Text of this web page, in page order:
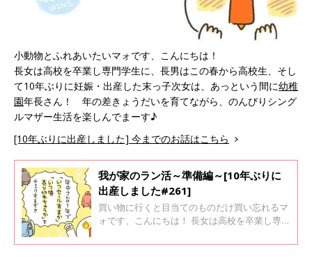
小動物とふれあいたいマォです、こんにちは！
長女は高校を卒業し専門学生に、長男はこの春から高校生、そし
て10年ぶりに妊娠・出産した末っ子次女は、あっという間に幼稚
園年長さん！ 年の差きょうだいを育てながら、のんびりシング
ルマザー生活を楽しんでまーす♪
[10年ぶりに出産しました] 今までのお話はこちら
我が家のラン活～準備編～[10年ぶりに
出産しました#261]
買い物に行くと目当てのものだけ買い忘れるマ
ォです、こんにちは！ 長女は高校を卒業し専門
ぶりに妊娠・出産した末っ子次女は、あっとい